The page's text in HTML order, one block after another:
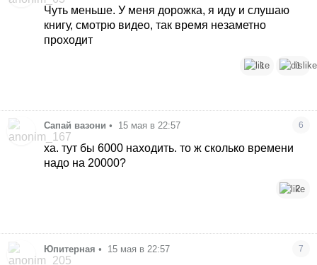
Чуть меньше. У меня дорожка, я иду и слушаю
книгу, смотрю видео, так время незаметно
проходит
1 1
Сапай вазони • 15 мая в 22:57 6
ха. тут бы 6000 находить. то ж сколько времени
надо на 20000?
2
Юпитерная • 15 мая в 22:57 7